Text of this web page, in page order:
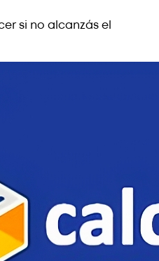
si no alcanzás el